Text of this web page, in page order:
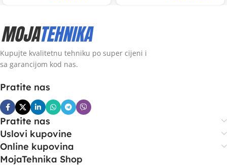
Kupujte kvalitetnu tehniku po super cijeni i
sa garancijom kod nas.
Pratite nas
Pratite nas
Uslovi kupovine
Online kupovina
MojaTehnika Shop